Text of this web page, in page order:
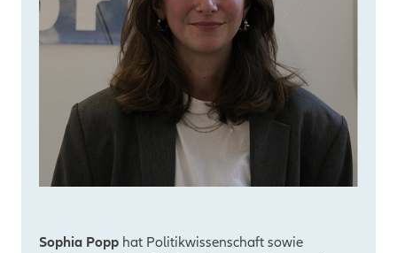
Sophia Popp hat Politikwissenschaft sowie